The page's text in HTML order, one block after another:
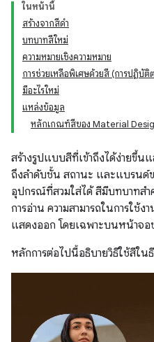
ในหน้านี้
สร้างจากสีดํา
บทบาทสีใหม่
ความหมายเชิงความหมาย
การช่วยเหลือพิเศษด้วยสี (การปฏิบั
มีอะไรใหม่
แหล่งข้อมูล
หลักเกณฑ์สีของ Material
สร้างรูปแบบสีที่เข้าถึงได้ง่ายขึ้น
ถึงลําดับชั้น สถานะ และแบรน
อุปกรณ์ที่สวมใส่ได้ สีมีบทบาทสํ
การอ่าน ความสามารถในการใช้
แสดงออก โดยเฉพาะบนหน้าจอ
หลักการต่อไปนี้อธิบายวิธีใช้สีใน